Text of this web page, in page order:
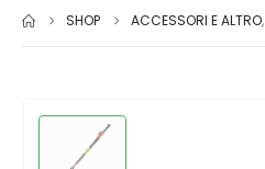
SHOP ACCESSORI E ALTRO,